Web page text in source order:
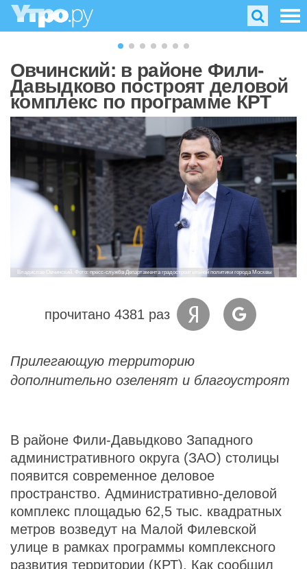
Овчинский: в районе Фили-
Давыдково построят деловой
комплекс по программе КРТ
Владислав Овчинский. Фото: пресс-служба Департамента градостроительной политики города Москвы
прочитано 4381 раз
Прилегающую территорию
дополнительно озеленят и благоустроят
В районе Фили-Давыдково Западного
административного округа (ЗАО) столицы
появится современное деловое
пространство. Административно-деловой
комплекс площадью 62,5 тыс. квадратных
метров возведут на Малой Филевской
улице в рамках программы комплексного
развития территории (КРТ). Как сообщил